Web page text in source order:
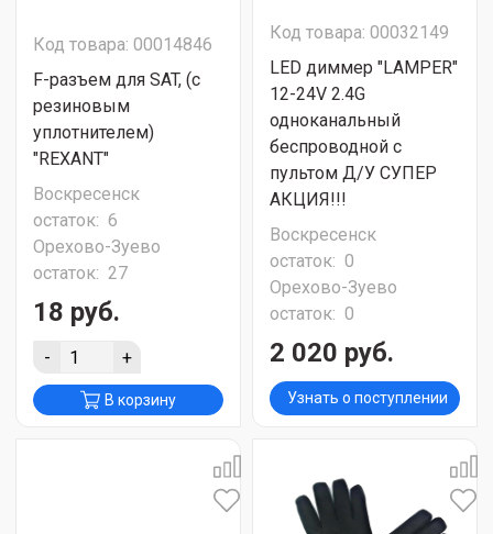
Код товара: 00014846
F-разъем для SAT, (с
резиновым
уплотнителем)
"REXANT"
Воскресенск
остаток: 6
Орехово-Зуево
остаток: 27
18 руб.
- +
В корзину
Код товара: 00032149
LED диммер "LAMPER"
12-24V 2.4G
одноканальный
беспроводной с
пультом Д/У СУПЕР
АКЦИЯ!!!
Воскресенск
остаток: 0
Орехово-Зуево
остаток: 0
2 020 руб.
Узнать о поступлении